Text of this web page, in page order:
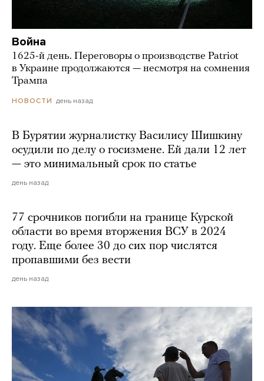
Война
1625-й день. Переговоры о производстве Patriot
в Украине продолжаются — несмотря на сомнения
Трампа
НОВОСТИ день назад
В Бурятии журналистку Василису Шишкину
осудили по делу о госизмене. Ей дали 12 лет
— это минимальный срок по статье
день назад
77 срочников погибли на границе Курской
области во время вторжения ВСУ в 2024
году. Еще более 30 до сих пор числятся
пропавшими без вести
день назад